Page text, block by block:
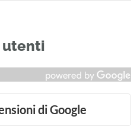
utenti
di Google